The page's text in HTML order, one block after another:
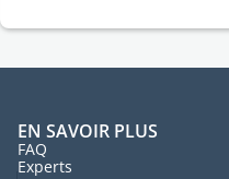
EN SAVOIR PLUS
FAQ
Experts